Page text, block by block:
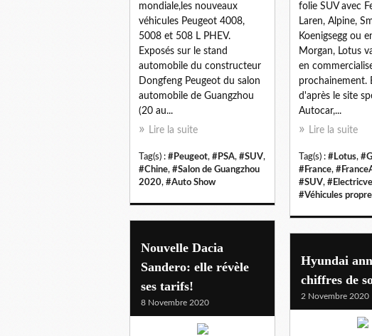
mondiale,les nouveaux
véhicules Peugeot 4008,
5008 et 508 L PHEV.
Exposés sur le stand
automobile du constructeur
Dongfeng Peugeot du salon
automobile de Guangzhou
(20 au...
Lire la suite
Tag(s) : #Peugeot, #PSA, #SUV,
#Chine, #Salon de Guangzhou
2020, #Auto Show
folie SUV avec
Laren, Alpine,
Koenigsegg ou
Morgan, Lotus
en
prochainement.
d'après le site
Autocar,...
Lire la suite
Tag(s) : #Lotus,
#France,
#SUV,
#Véhicules
Nouvelle Dacia
Sandero: elle révèle
ses tarifs!
8 Novembre 2020
Hyundai
chiffres de
2 Novembre 2020